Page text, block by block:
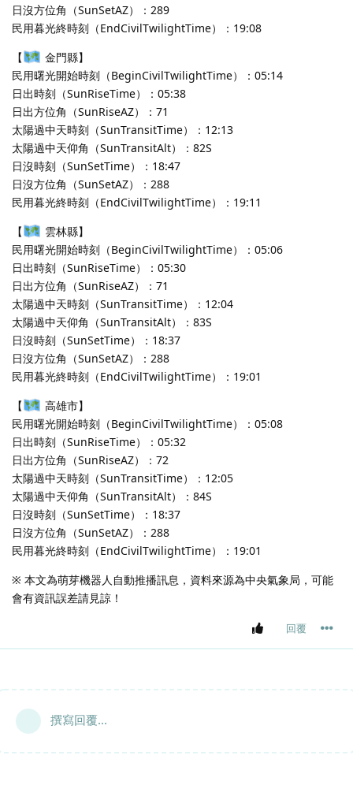
日沒方位角（SunSetAZ）：289
民用暮光終時刻（EndCivilTwilightTime）：19:08
【
金門縣】
民用曙光開始時刻（BeginCivilTwilightTime）：05:14
日出時刻（SunRiseTime）：05:38
日出方位角（SunRiseAZ）：71
太陽過中天時刻（SunTransitTime）：12:13
太陽過中天仰角（SunTransitAlt）：82S
日沒時刻（SunSetTime）：18:47
日沒方位角（SunSetAZ）：288
民用暮光終時刻（EndCivilTwilightTime）：19:11
【
雲林縣】
民用曙光開始時刻（BeginCivilTwilightTime）：05:06
日出時刻（SunRiseTime）：05:30
日出方位角（SunRiseAZ）：71
太陽過中天時刻（SunTransitTime）：12:04
太陽過中天仰角（SunTransitAlt）：83S
日沒時刻（SunSetTime）：18:37
日沒方位角（SunSetAZ）：288
民用暮光終時刻（EndCivilTwilightTime）：19:01
【
高雄市】
民用曙光開始時刻（BeginCivilTwilightTime）：05:08
日出時刻（SunRiseTime）：05:32
日出方位角（SunRiseAZ）：72
太陽過中天時刻（SunTransitTime）：12:05
太陽過中天仰角（SunTransitAlt）：84S
日沒時刻（SunSetTime）：18:37
日沒方位角（SunSetAZ）：288
民用暮光終時刻（EndCivilTwilightTime）：19:01
※ 本文為萌芽機器人自動推播訊息，資料來源為中央氣象局，可能
會有資訊誤差請見諒！
回覆
撰寫回覆...